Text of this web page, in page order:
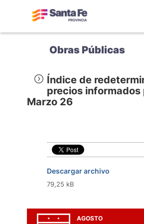
Obras Públicas
Índice de
precios informados
Marzo 26
Descargar archivo
79,25 kB
AGOSTO